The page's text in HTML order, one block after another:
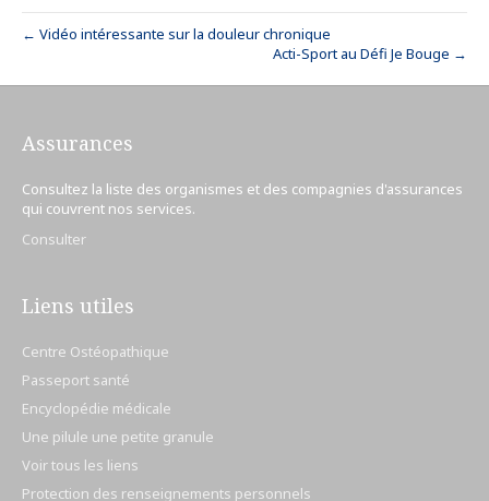
← Vidéo intéressante sur la douleur chronique
Acti-Sport au Défi Je Bouge →
Assurances
Consultez la liste des organismes et des compagnies d'assurances
qui couvrent nos services.
Consulter
Liens utiles
Centre Ostéopathique
Passeport santé
Encyclopédie médicale
Une pilule une petite granule
Voir tous les liens
Protection des renseignements personnels